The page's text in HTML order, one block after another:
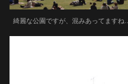
綺麗な公園ですが、混みあってますね…